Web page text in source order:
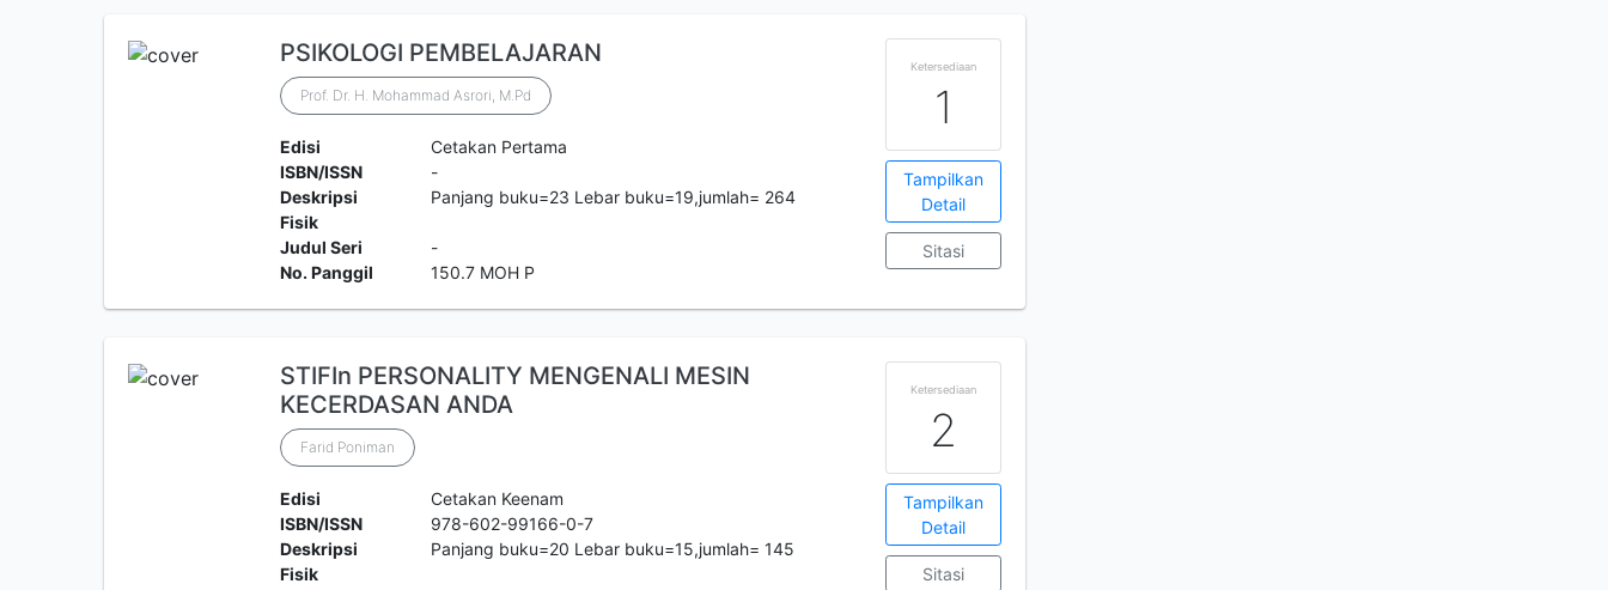
PSIKOLOGI PEMBELAJARAN
Prof. Dr. H. Mohammad Asrori, M.Pd
Edisi
Cetakan Pertama
ISBN/ISSN
-
Deskripsi
Fisik
Panjang buku=23 Lebar buku=19,jumlah= 264
Judul Seri
-
No. Panggil
150.7 MOH P
Ketersediaan
1
Tampilkan
Detail
Sitasi
STIFIn PERSONALITY MENGENALI MESIN
KECERDASAN ANDA
Farid Poniman
Edisi
Cetakan Keenam
ISBN/ISSN
978-602-99166-0-7
Deskripsi
Fisik
Panjang buku=20 Lebar buku=15,jumlah= 145
Ketersediaan
2
Tampilkan
Detail
Sitasi